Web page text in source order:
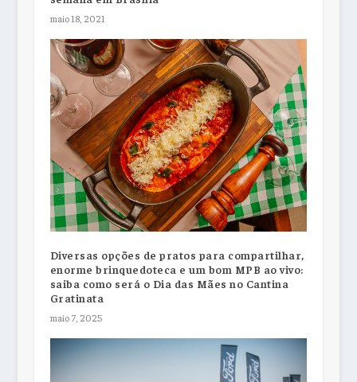
maio 18, 2021
Diversas opções de pratos para compartilhar,
enorme brinquedoteca e um bom MPB ao vivo:
saiba como será o Dia das Mães no Cantina
Gratinata
maio 7, 2025